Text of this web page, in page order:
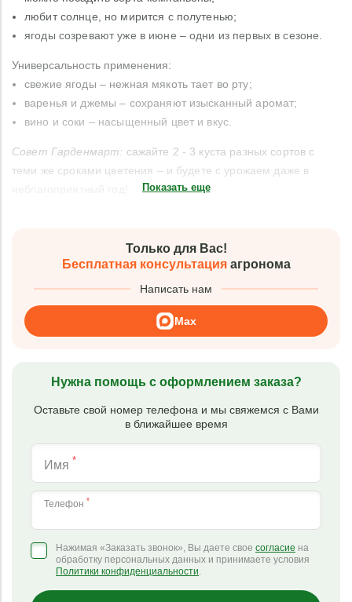
любит солнце, но мирится с полутенью;
ягоды созревают уже в июне – одни из первых в сезоне.
Универсальность применения:
свежие ягоды – нежная мякоть тает во рту;
варенья и джемы – сохраняют изысканный аромат;
вино и соки – насыщенный цвет и вкус.
Совет Гарденмарт: сажайте 2 - 3 куста разных сортов с
теми же сроками цветения – и будете с урожаем даже в
Показать еще
Только для Вас!
Бесплатная консультацияагронома
Написать нам
Max
Нужна помощь с оформлением заказа?
Оставьте свой номер телефона и мы свяжемся с Вами
в ближайшее время
Имя *
Телефон *
Нажимая «Заказать звонок», Вы даете свое согласие на
обработку персональных данных и принимаете условия
Политики конфиденциальности.